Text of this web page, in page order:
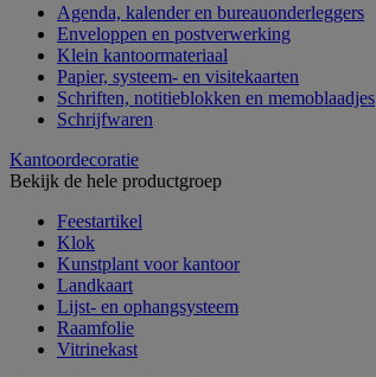
Agenda, kalender en bureauonderleggers
Enveloppen en postverwerking
Klein kantoormateriaal
Papier, systeem- en visitekaarten
Schriften, notitieblokken en memoblaadjes
Schrijfwaren
Kantoordecoratie
Bekijk de hele productgroep
Feestartikel
Klok
Kunstplant voor kantoor
Landkaart
Lijst- en ophangsysteem
Raamfolie
Vitrinekast